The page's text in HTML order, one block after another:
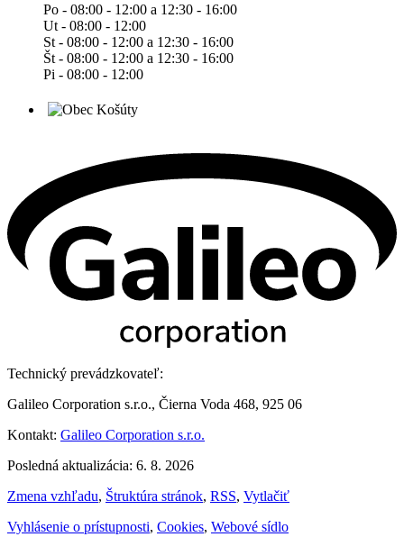
Po - 08:00 - 12:00 a 12:30 - 16:00
Ut - 08:00 - 12:00
St - 08:00 - 12:00 a 12:30 - 16:00
Št - 08:00 - 12:00 a 12:30 - 16:00
Pi - 08:00 - 12:00
Technický prevádzkovateľ:
Galileo Corporation s.r.o., Čierna Voda 468, 925 06
Kontakt: Galileo Corporation s.r.o.
Posledná aktualizácia: 6. 8. 2026
Zmena vzhľadu, Štruktúra stránok, RSS, Vytlačiť
Vyhlásenie o prístupnosti, Cookies, Webové sídlo